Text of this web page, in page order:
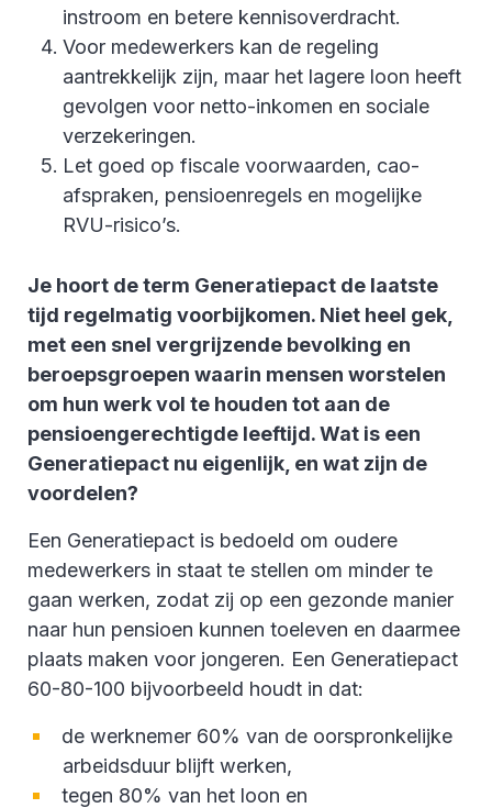
instroom en betere kennisoverdracht.
Voor medewerkers kan de regeling
aantrekkelijk zijn, maar het lagere loon heeft
gevolgen voor netto-inkomen en sociale
verzekeringen.
Let goed op fiscale voorwaarden, cao-
afspraken, pensioenregels en mogelijke
RVU-risico’s.
Je hoort de term Generatiepact de laatste
tijd regelmatig voorbijkomen. Niet heel gek,
met een snel vergrijzende bevolking en
beroepsgroepen waarin mensen worstelen
om hun werk vol te houden tot aan de
pensioengerechtigde leeftijd. Wat is een
Generatiepact nu eigenlijk, en wat zijn de
voordelen?
Een Generatiepact is bedoeld om oudere
medewerkers in staat te stellen om minder te
gaan werken, zodat zij op een gezonde manier
naar hun pensioen kunnen toeleven en daarmee
plaats maken voor jongeren. Een Generatiepact
60-80-100 bijvoorbeeld houdt in dat:
de werknemer 60% van de oorspronkelijke
arbeidsduur blijft werken,
tegen 80% van het loon en